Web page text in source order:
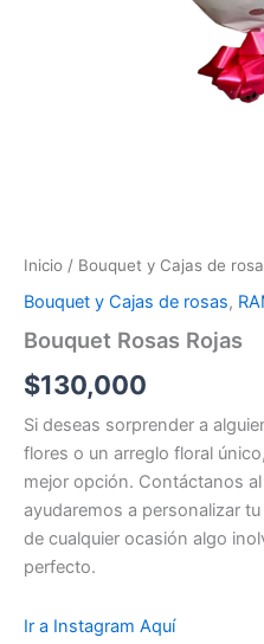
Inicio / Bouquet y Cajas de
Bouquet y Cajas de rosas,
Bouquet Rosas Rojas
$130,000
Si deseas sorprender a
flores o un arreglo floral único,
mejor opción. Contáctanos al
ayudaremos a personalizar
de cualquier ocasión algo
perfecto.
Ir a Instagram Aquí